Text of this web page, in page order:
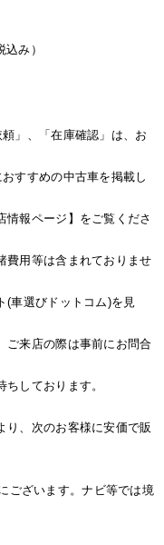
込み）
」、「在庫確認」は、お
すすめの中古車を掲載し
情報ページ】をご覧くださ
費用等は含まれておりませ
(車選びドットコム)を見
ご来店の際は事前にお問合
しております。
り、次のお客様に安価で販
ございます。ナビ等では境